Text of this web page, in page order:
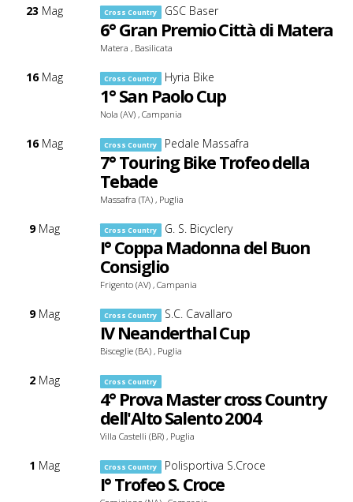
23 Mag Cross Country GSC Baser
6° Gran Premio Città di Matera
Matera , Basilicata
16Mag Cross Country Hyria Bike
1° San Paolo Cup
Nola (AV) , Campania
16Mag Cross Country Pedale Massafra
7° Touring Bike Trofeo della
Tebade
Massafra (TA) , Puglia
9Mag Cross Country G. S. Bicyclery
I° Coppa Madonna del Buon
Consiglio
Frigento (AV) , Campania
9Mag Cross Country S.C. Cavallaro
IV Neanderthal Cup
Bisceglie (BA) , Puglia
2Mag Cross Country
4° Prova Master cross Country
dell'Alto Salento 2004
Villa Castelli (BR) , Puglia
1 Mag Cross Country Polisportiva S.Croce
I° Trofeo S. Croce